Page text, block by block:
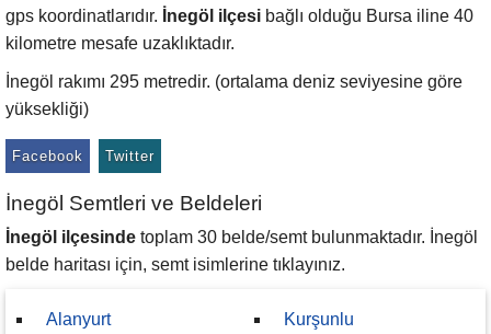
gps koordinatlarıdır. İnegöl ilçesi bağlı olduğu Bursa iline 40
kilometre mesafe uzaklıktadır.
İnegöl rakımı 295 metredir. (ortalama deniz seviyesine göre
yüksekliği)
Facebook Twitter
İnegöl Semtleri ve Beldeleri
İnegöl ilçesinde toplam 30 belde/semt bulunmaktadır. İnegöl
belde haritası için, semt isimlerine tıklayınız.
Alanyurt Kurşunlu